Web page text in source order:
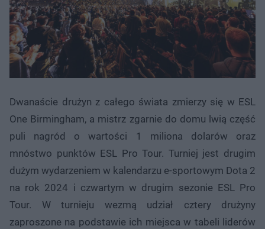
Dwanaście drużyn z całego świata zmierzy się w ESL
One Birmingham, a mistrz zgarnie do domu lwią część
puli nagród o wartości 1 miliona dolarów oraz
mnóstwo punktów ESL Pro Tour. Turniej jest drugim
dużym wydarzeniem w kalendarzu e-sportowym Dota 2
na rok 2024 i czwartym w drugim sezonie ESL Pro
Tour. W turnieju wezmą udział cztery drużyny
zaproszone na podstawie ich miejsca w tabeli liderów